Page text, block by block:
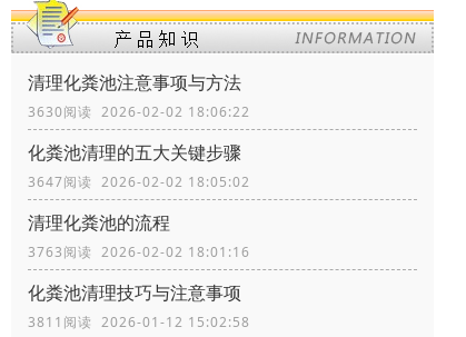
清理化粪池注意事项与方法
3630阅读 2026-02-02 18:06:22
化粪池清理的五大关键步骤
3647阅读 2026-02-02 18:05:02
清理化粪池的流程
3763阅读 2026-02-02 18:01:16
化粪池清理技巧与注意事项
3811阅读 2026-01-12 15:02:58